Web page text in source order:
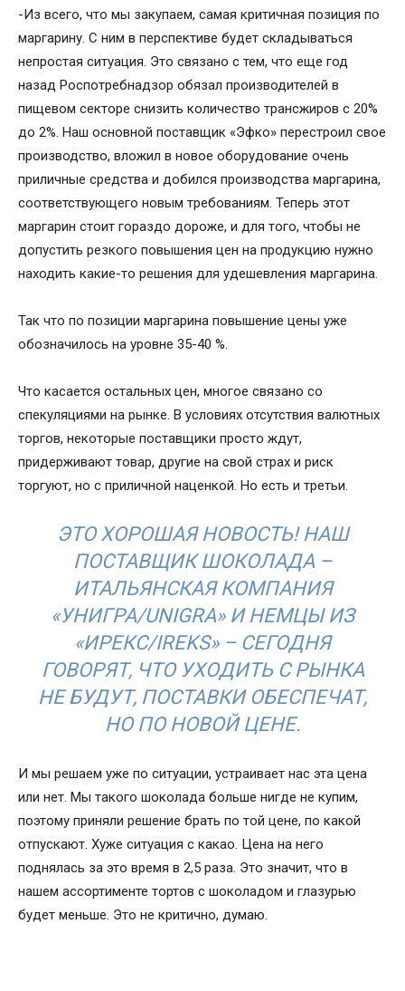
-Из всего, что мы закупаем, самая критичная позиция по
маргарину. С ним в перспективе будет складываться
непростая ситуация. Это связано с тем, что еще год
назад Роспотребнадзор обязал производителей в
пищевом секторе снизить количество трансжиров с 20%
до 2%. Наш основной поставщик «Эфко» перестроил свое
производство, вложил в новое оборудование очень
приличные средства и добился производства маргарина,
соответствующего новым требованиям. Теперь этот
маргарин стоит гораздо дороже, и для того, чтобы не
допустить резкого повышения цен на продукцию нужно
находить какие-то решения для удешевления маргарина.
Так что по позиции маргарина повышение цены уже
обозначилось на уровне 35-40 %.
Что касается остальных цен, многое связано со
спекуляциями на рынке. В условиях отсутствия валютных
торгов, некоторые поставщики просто ждут,
придерживают товар, другие на свой страх и риск
торгуют, но с приличной наценкой. Но есть и третьи.
ЭТО ХОРОШАЯ НОВОСТЬ! НАШ
ПОСТАВЩИК ШОКОЛАДА –
ИТАЛЬЯНСКАЯ КОМПАНИЯ
«УНИГРА/UNIGRA» И НЕМЦЫ ИЗ
«ИРЕКС/IREKS» – СЕГОДНЯ
ГОВОРЯТ, ЧТО УХОДИТЬ С РЫНКА
НЕ БУДУТ, ПОСТАВКИ ОБЕСПЕЧАТ,
НО ПО НОВОЙ ЦЕНЕ.
И мы решаем уже по ситуации, устраивает нас эта цена
или нет. Мы такого шоколада больше нигде не купим,
поэтому приняли решение брать по той цене, по какой
отпускают. Хуже ситуация с какао. Цена на него
поднялась за это время в 2,5 раза. Это значит, что в
нашем ассортименте тортов с шоколадом и глазурью
будет меньше. Это не критично, думаю.